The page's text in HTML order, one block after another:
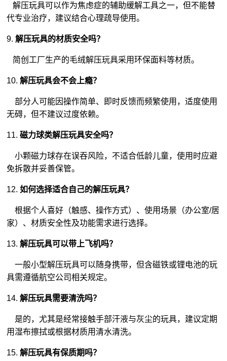
解压玩具可以作为焦虑症的辅助缓解工具之一，但不能替
代专业治疗，建议结合心理疏导使用。
9.解压玩具的材质安全吗？
简创工厂生产的毛绒解压玩具采用环保面料等材质。
10.解压玩具会不会上瘾？
部分人可能因操作简单、即时反馈而频繁使用，适度使用
无碍，但不建议过度依赖。
11.磁力球类解压玩具安全吗？
小颗磁力球存在误吞风险，不适合低龄儿童，使用时应避
免拆散并妥善保管。
12.如何选择适合自己的解压玩具？
根据个人喜好（触感、操作方式）、使用场景（办公室/居
家）、材质安全性及功能需求进行选择。
13.解压玩具可以带上飞机吗？
一般小型解压玩具可以随身携带，但含磁铁或锂电池的玩
具需遵循航空公司相关规定。
14.解压玩具需要清洗吗？
是的，尤其是经常接触手部汗液与灰尘的玩具，建议定期
用湿布擦拭或根据材质用清水清洗。
15.解压玩具有保质期吗？